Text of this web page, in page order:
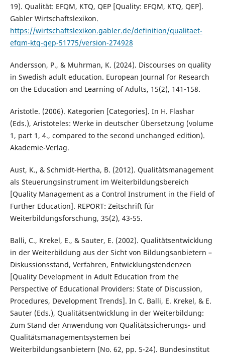
19). Qualität: EFQM, KTQ, QEP [Quality: EFQM, KTQ, QEP].
Gabler Wirtschaftslexikon.
https://wirtschaftslexikon.gabler.de/definition/qualitaet-
efqm-ktq-qep-51775/version-274928
Andersson, P., & Muhrman, K. (2024). Discourses on quality
in Swedish adult education. European Journal for Research
on the Education and Learning of Adults, 15(2), 141-158.
Aristotle. (2006). Kategorien [Categories]. In H. Flashar
(Eds.), Aristoteles: Werke in deutscher Übersetzung (volume
1, part 1, 4., compared to the second unchanged edition).
Akademie-Verlag.
Aust, K., & Schmidt-Hertha, B. (2012). Qualitätsmanagement
als Steuerungsinstrument im Weiterbildungsbereich
[Quality Management as a Control Instrument in the Field of
Further Education]. REPORT: Zeitschrift für
Weiterbildungsforschung, 35(2), 43-55.
Balli, C., Krekel, E., & Sauter, E. (2002). Qualitätsentwicklung
in der Weiterbildung aus der Sicht von Bildungsanbietern –
Diskussionsstand, Verfahren, Entwicklungstendenzen
[Quality Development in Adult Education from the
Perspective of Educational Providers: State of Discussion,
Procedures, Development Trends]. In C. Balli, E. Krekel, & E.
Sauter (Eds.), Qualitätsentwicklung in der Weiterbildung:
Zum Stand der Anwendung von Qualitätssicherungs- und
Qualitätsmanagementsystemen bei
Weiterbildungsanbietern (No. 62, pp. 5-24). Bundesinstitut